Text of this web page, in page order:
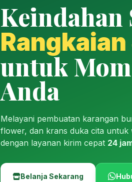
Keindahan
untuk
Anda
Melayani pembuatan karangan
flower, dan krans duka cita untuk
dengan layanan kirim cepat 24
Belanja Sekarang